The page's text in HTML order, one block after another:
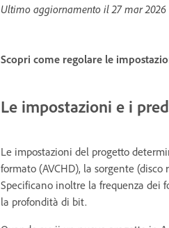
Ultimo aggiornamento il27 mar 2026
Scopri come regolare le
Le impostazioni e i
Le impostazioni del progetto
formato (AVCHD), la sorgente
Specificano inoltre la frequenza dei
la profondità di bit.